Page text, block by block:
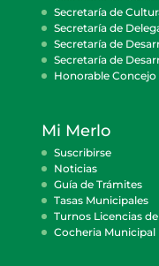
Secretaría de
Secretaría de
Secretaría de
Secretaría de
Honorable
Mi Merlo
Suscribirse
Noticias
Guía de Trámites
Tasas Municipales
Turnos Licencias
Cocheria Municipal